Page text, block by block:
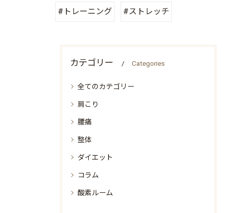
#トレーニング #ストレッチ
カテゴリー Categories
全てのカテゴリー
肩こり
腰痛
整体
ダイエット
コラム
酸素ルーム